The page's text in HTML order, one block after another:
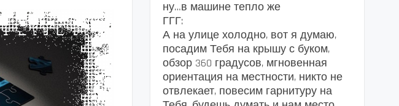
ну…в машине тепло же
ГГГ:
А на улице холодно, вот я думаю,
посадим Тебя на крышу с буком,
обзор 360 градусов, мгновенная
ориентация на местности, никто не
отвлекает, повесим гарнитуру на